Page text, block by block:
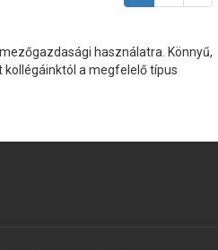
használatra. Könnyű,
kollégáinktól a megfelelő típus